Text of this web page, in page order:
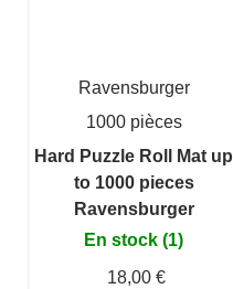
Ravensburger
1000 pièces
Hard Puzzle Roll Mat up
to 1000 pieces
Ravensburger
En stock (1)
18,00 €